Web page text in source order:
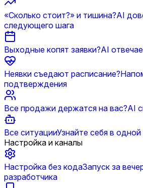
«Сколько стоит?» и тишина?AI
следующего шага
Выходные копят заявки?AI
Неявки съедают расписание?
подтверждения
Все продажи держатся на вас?AI
Все ситуацииУзнайте себя в одной
Настройка и каналы
Настройка без кодаЗапуск за
разработчика